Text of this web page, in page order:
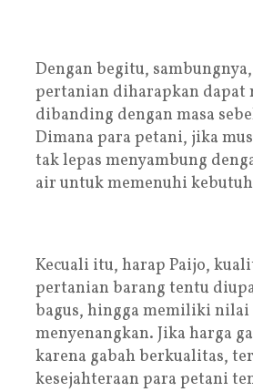
Dengan begitu,
pertanian diharapkan dapat
dibanding dengan masa
Dimana para petani, jika
tak lepas menyambung
air untuk memenuhi
Kecuali itu, harap Paijo,
pertanian barang tentu
bagus, hingga memiliki nilai
menyenangkan. Jika harga
karena gabah berkualitas,
kesejahteraan para petani